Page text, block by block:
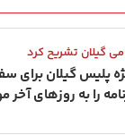
گیلان تشریح کرد
پلیس گیلان برای
را به روزهای آخر
پاییز هزار